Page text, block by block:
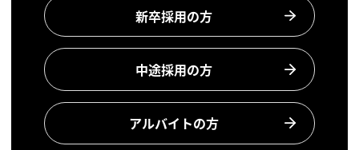
新卒採用の方
中途採用の方
アルバイトの方